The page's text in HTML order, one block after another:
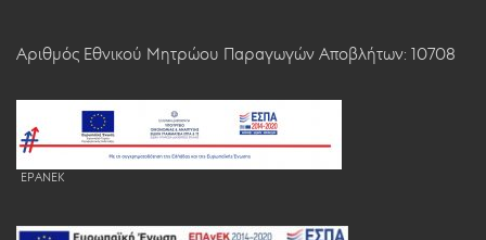
Αριθμός Εθνικού Μητρώου Παραγωγών Αποβλήτων: 10708
EPANEK